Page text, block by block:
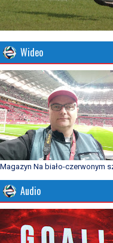
Wideo
Magazyn Na biało-czerwonym
Audio